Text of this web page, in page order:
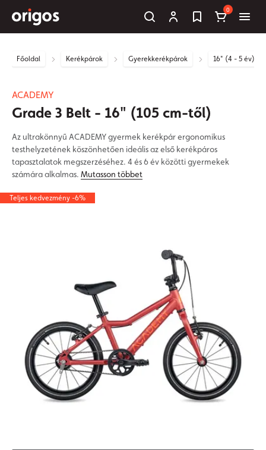
0
Főoldal Kerékpárok Gyerekkerékpárok 16" (4 - 5 év)
ACADEMY
Grade 3 Belt - 16" (105 cm-től)
Az ultrakönnyű ACADEMY gyermek kerékpár ergonomikus
testhelyzetének köszönhetően ideális az első kerékpáros
tapasztalatok megszerzéséhez. 4 és 6 év közötti gyermekek
számára alkalmas. Mutasson többet
Teljes kedvezmény -6%